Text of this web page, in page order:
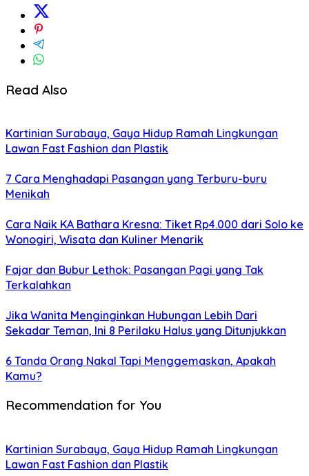
Read Also
Kartinian Surabaya, Gaya Hidup Ramah Lingkungan
Lawan Fast Fashion dan Plastik
7 Cara Menghadapi Pasangan yang Terburu-buru
Menikah
Cara Naik KA Bathara Kresna: Tiket Rp4.000 dari Solo ke
Wonogiri, Wisata dan Kuliner Menarik
Fajar dan Bubur Lethok: Pasangan Pagi yang Tak
Terkalahkan
Jika Wanita Menginginkan Hubungan Lebih Dari
Sekadar Teman, Ini 8 Perilaku Halus yang Ditunjukkan
6 Tanda Orang Nakal Tapi Menggemaskan, Apakah
Kamu?
Recommendation for You
Kartinian Surabaya, Gaya Hidup Ramah Lingkungan
Lawan Fast Fashion dan Plastik